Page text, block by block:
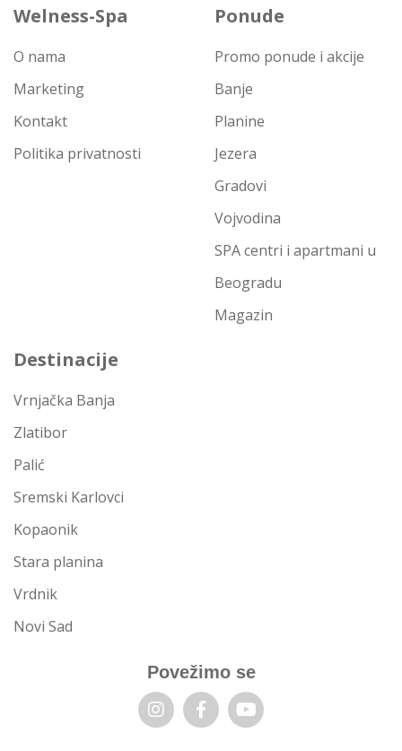
Welness-Spa
O nama
Marketing
Kontakt
Politika privatnosti
Ponude
Promo ponude i akcije
Banje
Planine
Jezera
Gradovi
Vojvodina
SPA centri i apartmani u
Beogradu
Magazin
Destinacije
Vrnjačka Banja
Zlatibor
Palić
Sremski Karlovci
Kopaonik
Stara planina
Vrdnik
Novi Sad
Povežimo se